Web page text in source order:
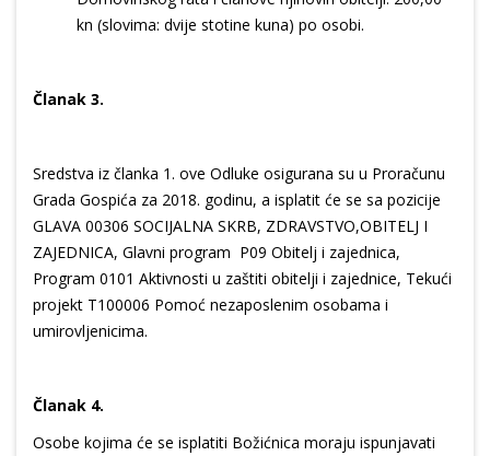
kn (slovima: dvije stotine kuna) po osobi.
Članak 3.
Sredstva iz članka 1. ove Odluke osigurana su u Proračunu
Grada Gospića za 2018. godinu, a isplatit će se sa pozicije
GLAVA 00306 SOCIJALNA SKRB, ZDRAVSTVO,OBITELJ I
ZAJEDNICA, Glavni program P09 Obitelj i zajednica,
Program 0101 Aktivnosti u zaštiti obitelji i zajednice, Tekući
projekt T100006 Pomoć nezaposlenim osobama i
umirovljenicima.
Članak 4.
Osobe kojima će se isplatiti Božićnica moraju ispunjavati